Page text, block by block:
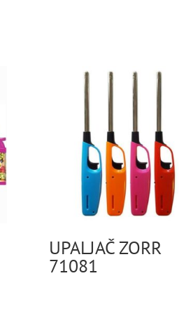
UPALJAČ ZORR
71081